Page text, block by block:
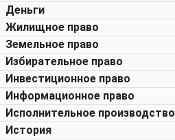
Деньги
Жилищное право
Земельное право
Избирательное право
Инвестиционное право
Информационное право
Исполнительное производство
История